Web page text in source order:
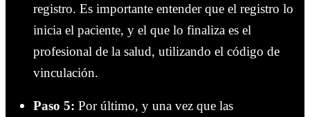
registro. Es importante entender que el registro lo
inicia el paciente, y el que lo finaliza es el
profesional de la salud, utilizando el código de
vinculación.
Paso 5: Por último, y una vez que las